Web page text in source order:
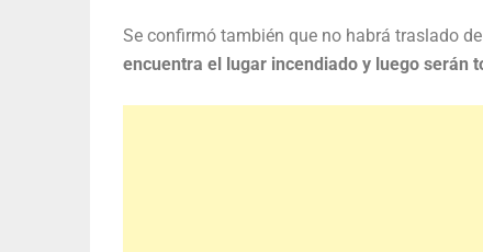
Se confirmó también que no habrá traslado
encuentra el lugar incendiado y luego serán